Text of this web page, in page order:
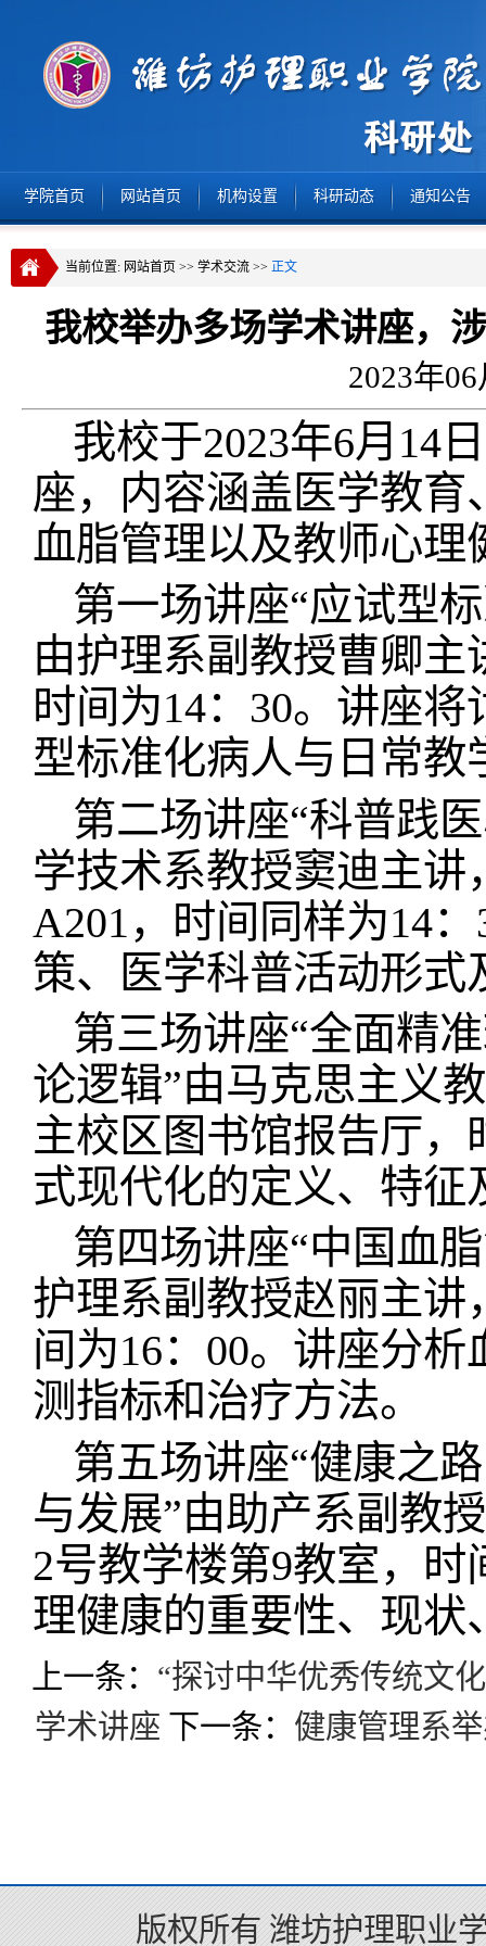
学院首页 网站首页 机构设置 科研动态 通知公告
当前位置: 网站首页 >> 学术交流 >> 正文
我校举办多场学术讲座，
2023年
我校于2023年6月14
座，内容涵盖医学教
血脂管理以及教师心理
第一场讲座“应试型
由护理系副教授曹卿主
时间为14：30。讲座
型标准化病人与日常
第二场讲座“科普践
学技术系教授窦迪主
A201，时间同样为14
策、医学科普活动形式
第三场讲座“全面精
论逻辑”由马克思主义
主校区图书馆报告厅，
式现代化的定义、特征
第四场讲座“中国血
护理系副教授赵丽主讲
间为16：00。讲座分
测指标和治疗方法。
第五场讲座“健康之
与发展”由助产系副教
2号教学楼第9教室，时
理健康的重要性、现
上一条： “探讨中华优秀传统文
学术讲座 下一条： 健康管理系
版权所有 潍坊护理职业